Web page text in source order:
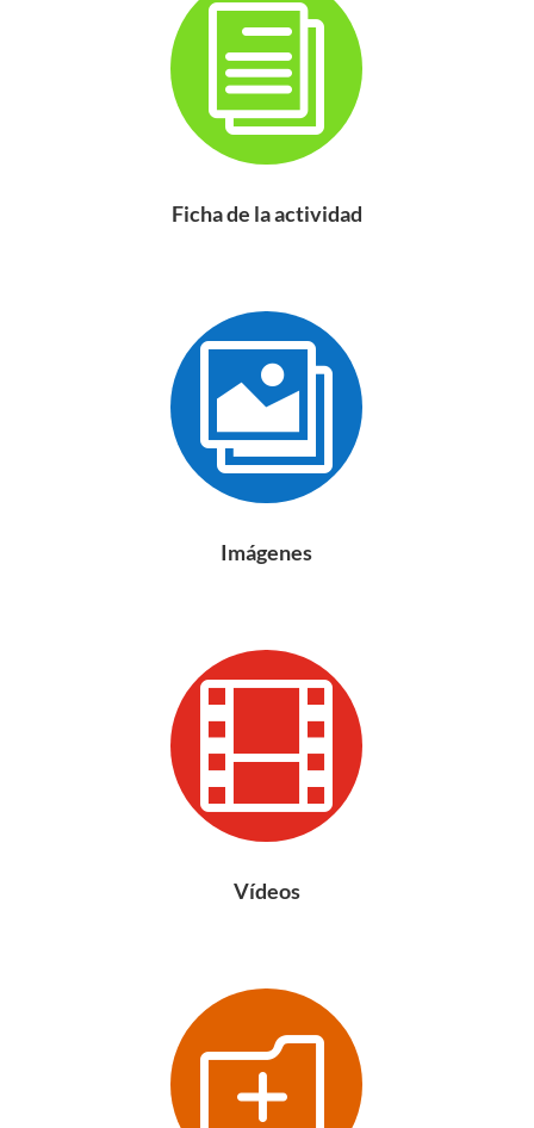
i
Ficha de la actividad

Imágenes

Vídeos
o